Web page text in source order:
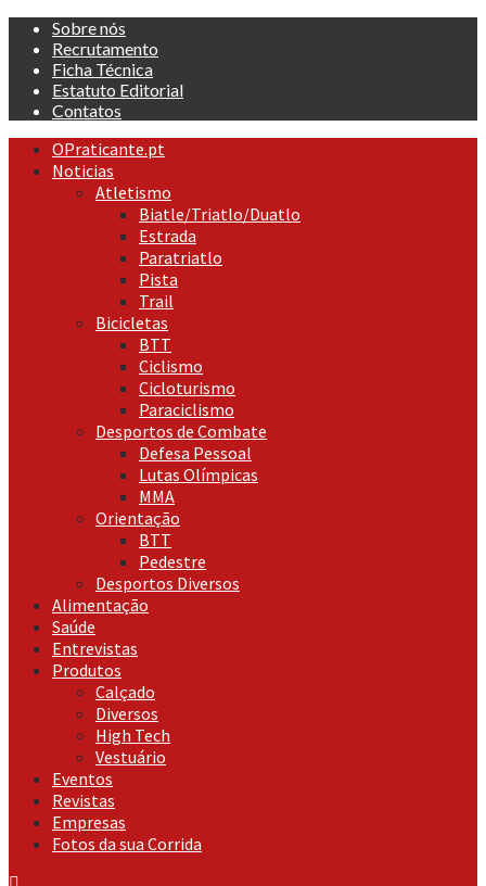
Skip
content
Sobre nós
Recrutamento
Ficha Técnica
Estatuto Editorial
Contatos
Primary
Menu
OPraticante.pt
Noticias
Atletismo
Biatle/Triatlo/Duatlo
Estrada
Paratriatlo
Pista
Trail
Bicicletas
BTT
Ciclismo
Cicloturismo
Paraciclismo
Desportos de Combate
Defesa Pessoal
Lutas Olímpicas
MMA
Orientação
BTT
Pedestre
Desportos Diversos
Alimentação
Saúde
Entrevistas
Produtos
Calçado
Diversos
High Tech
Vestuário
Eventos
Revistas
Empresas
Fotos da sua Corrida